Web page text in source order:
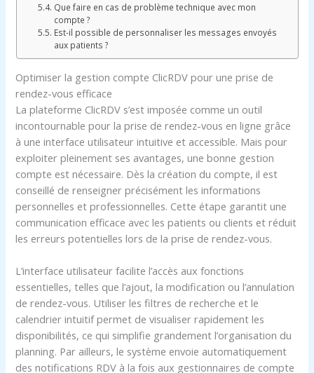
Que faire en cas de problème technique avec mon
compte ?
Est-il possible de personnaliser les messages envoyés
aux patients ?
Optimiser la gestion compte ClicRDV pour une prise de
rendez-vous efficace
La plateforme ClicRDV s’est imposée comme un outil
incontournable pour la prise de rendez-vous en ligne grâce
à une interface utilisateur intuitive et accessible. Mais pour
exploiter pleinement ses avantages, une bonne gestion
compte est nécessaire. Dès la création du compte, il est
conseillé de renseigner précisément les informations
personnelles et professionnelles. Cette étape garantit une
communication efficace avec les patients ou clients et réduit
les erreurs potentielles lors de la prise de rendez-vous.
L’interface utilisateur facilite l’accès aux fonctions
essentielles, telles que l’ajout, la modification ou l’annulation
de rendez-vous. Utiliser les filtres de recherche et le
calendrier intuitif permet de visualiser rapidement les
disponibilités, ce qui simplifie grandement l’organisation du
planning. Par ailleurs, le système envoie automatiquement
des notifications RDV à la fois aux gestionnaires de compte